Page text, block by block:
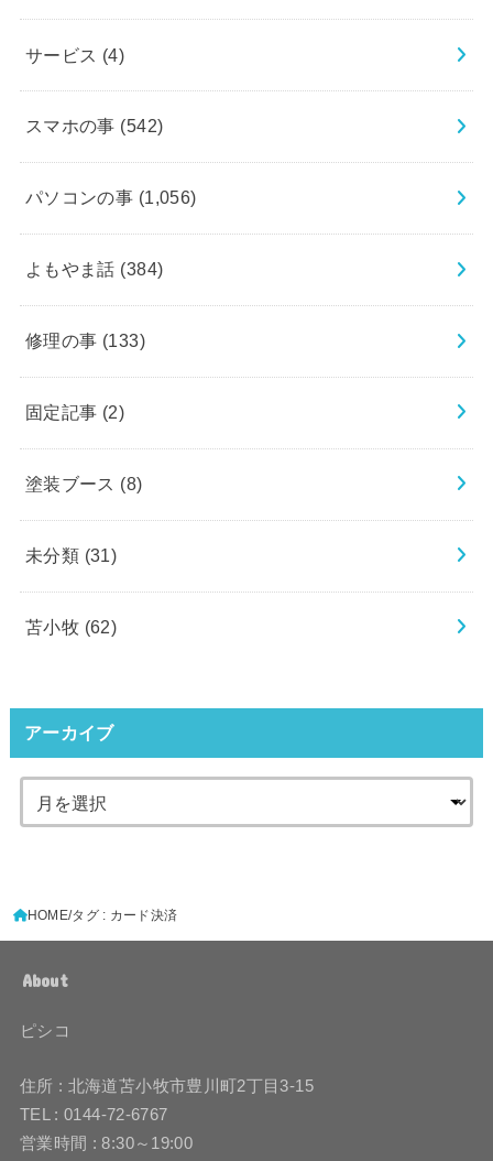
サービス (4)
スマホの事 (542)
パソコンの事 (1,056)
よもやま話 (384)
修理の事 (133)
固定記事 (2)
塗装ブース (8)
未分類 (31)
苫小牧 (62)
アーカイブ
HOME タグ : カード決済
About
ピシコ
住所 : 北海道苫小牧市豊川町2丁目3-15
TEL : 0144-72-6767
営業時間 : 8:30～19:00